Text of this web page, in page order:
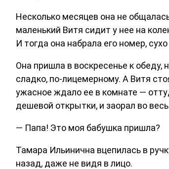
Несколько месяцев она не
маленький Витя сидит у нее на
И тогда она набрала его номер,
Она пришла в воскресенье к обеду,
сладко, по-лицемерному. А Витя
ужасное ждало ее в комнате —
дешевой открытки, и заорал во весь
— Папа! Это моя бабушка пришла?
Тамара Ильинична вцепилась в
назад, даже не видя в лицо.